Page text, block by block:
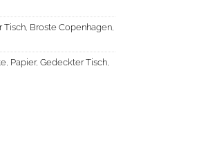
Tisch, Broste Copenhagen,
, Papier, Gedeckter Tisch,